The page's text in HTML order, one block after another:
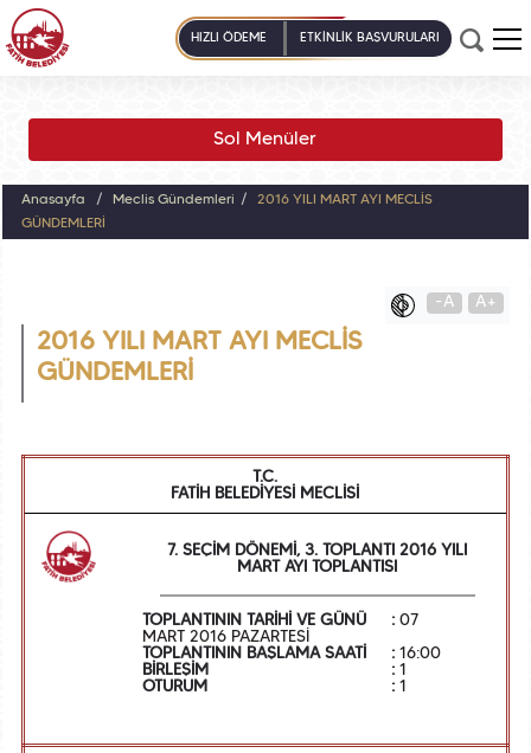
HIZLI ÖDEME ETKİNLİK BAŞVURULARI
Sol Menüler
Anasayfa Meclis Gündemleri
2016 YILI MART AYI MECLİS
GÜNDEMLERİ
-A A+
2016 YILI MART AYI MECLİS
GÜNDEMLERİ
T.C.
FATİH BELEDİYESİ MECLİSİ
7. SEÇİM DÖNEMİ, 3. TOPLANTI 2016 YILI
MART AYI TOPLANTISI
TOPLANTININ TARİHİ VE GÜNÜ : 07
MART 2016 PAZARTESİ
TOPLANTININ BAŞLAMA SAATİ
: 16:00
BİRLEŞİM
: 1
OTURUM
: 1